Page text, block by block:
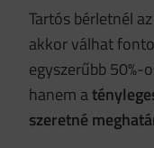
Tartós bérletnél
akkor válhat
egyszerűbb 50%-
hanem a
szeretné